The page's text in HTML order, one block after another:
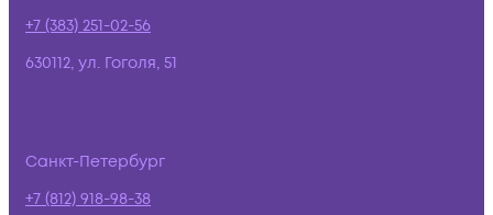
+7 (383) 251-02-56
630112, ул. Гоголя, 51
Санкт-Петербург
+7 (812) 918-98-38